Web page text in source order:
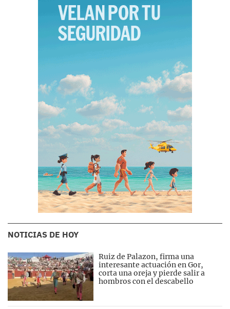
NOTICIAS DE HOY
Ruiz de Palazon, firma una
interesante actuación en Gor,
corta una oreja y pierde salir a
hombros con el descabello